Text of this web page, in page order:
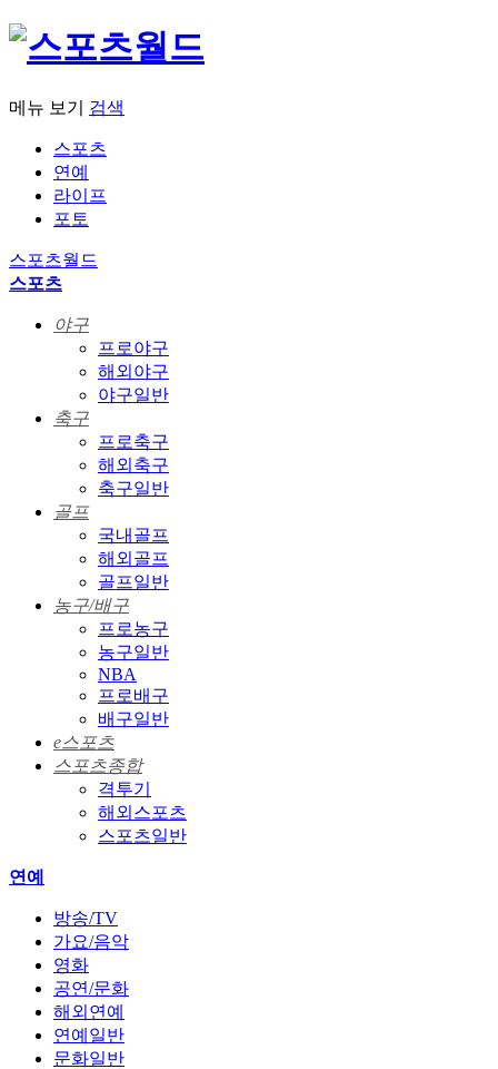
메뉴 보기 검색
스포츠
연예
라이프
포토
스포츠월드
스포츠
야구
프로야구
해외야구
야구일반
축구
프로축구
해외축구
축구일반
골프
국내골프
해외골프
골프일반
농구/배구
프로농구
농구일반
NBA
프로배구
배구일반
e스포츠
스포츠종합
격투기
해외스포츠
스포츠일반
연예
방송/TV
가요/음악
영화
공연/문화
해외연예
연예일반
문화일반